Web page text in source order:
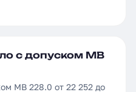
с допуском MB
MB 228.0 от 22 252 до